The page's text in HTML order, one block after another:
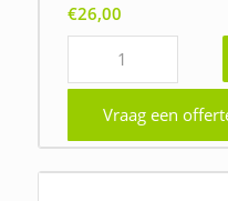
€26,00
Vraag een